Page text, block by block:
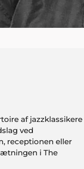
af jazzklassikere
ved
receptionen eller
i The